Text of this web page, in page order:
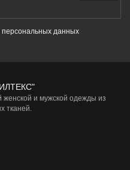
персональных данных
женской и мужской одежды из
тканей.